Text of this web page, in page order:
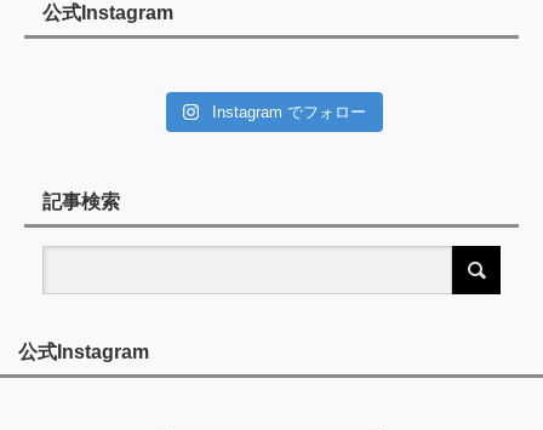
公式Instagram
Instagram でフォロー
記事検索
公式Instagram